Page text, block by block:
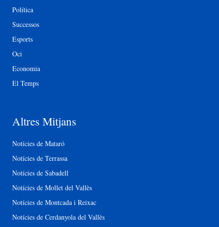
Política
Successos
Esports
Oci
Economia
El Temps
Altres Mitjans
Notícies de Mataró
Notícies de Terrassa
Notícies de Sabadell
Notícies de Mollet del Vallès
Notícies de Montcada i Reixac
Notícies de Cerdanyola del Vallès